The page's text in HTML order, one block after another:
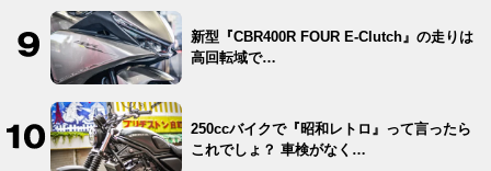
新型『CBR400R FOUR E-Clutch』の走りは
高回転域で…
250ccバイクで『昭和レトロ』って言ったら
これでしょ？ 車検がなく…